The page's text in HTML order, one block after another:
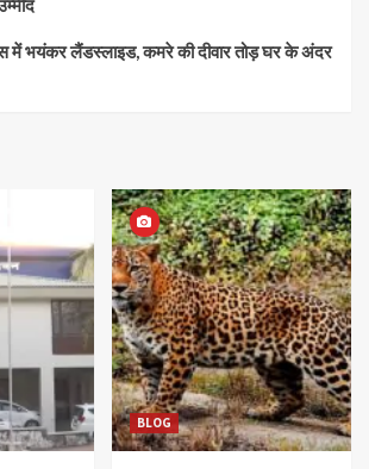
भयंकर लैंडस्लाइड, कमरे की दीवार तोड़ घर के अंदर
BLOG